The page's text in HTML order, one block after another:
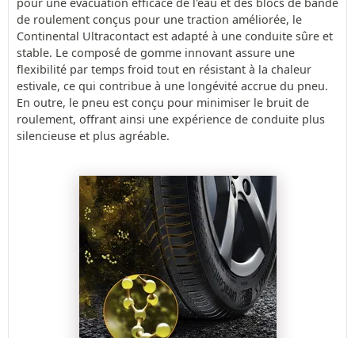
de roulement conçus pour une traction améliorée, le
Continental Ultracontact est adapté à une conduite sûre et
stable. Le composé de gomme innovant assure une
flexibilité par temps froid tout en résistant à la chaleur
estivale, ce qui contribue à une longévité accrue du pneu.
En outre, le pneu est conçu pour minimiser le bruit de
roulement, offrant ainsi une expérience de conduite plus
silencieuse et plus agréable.